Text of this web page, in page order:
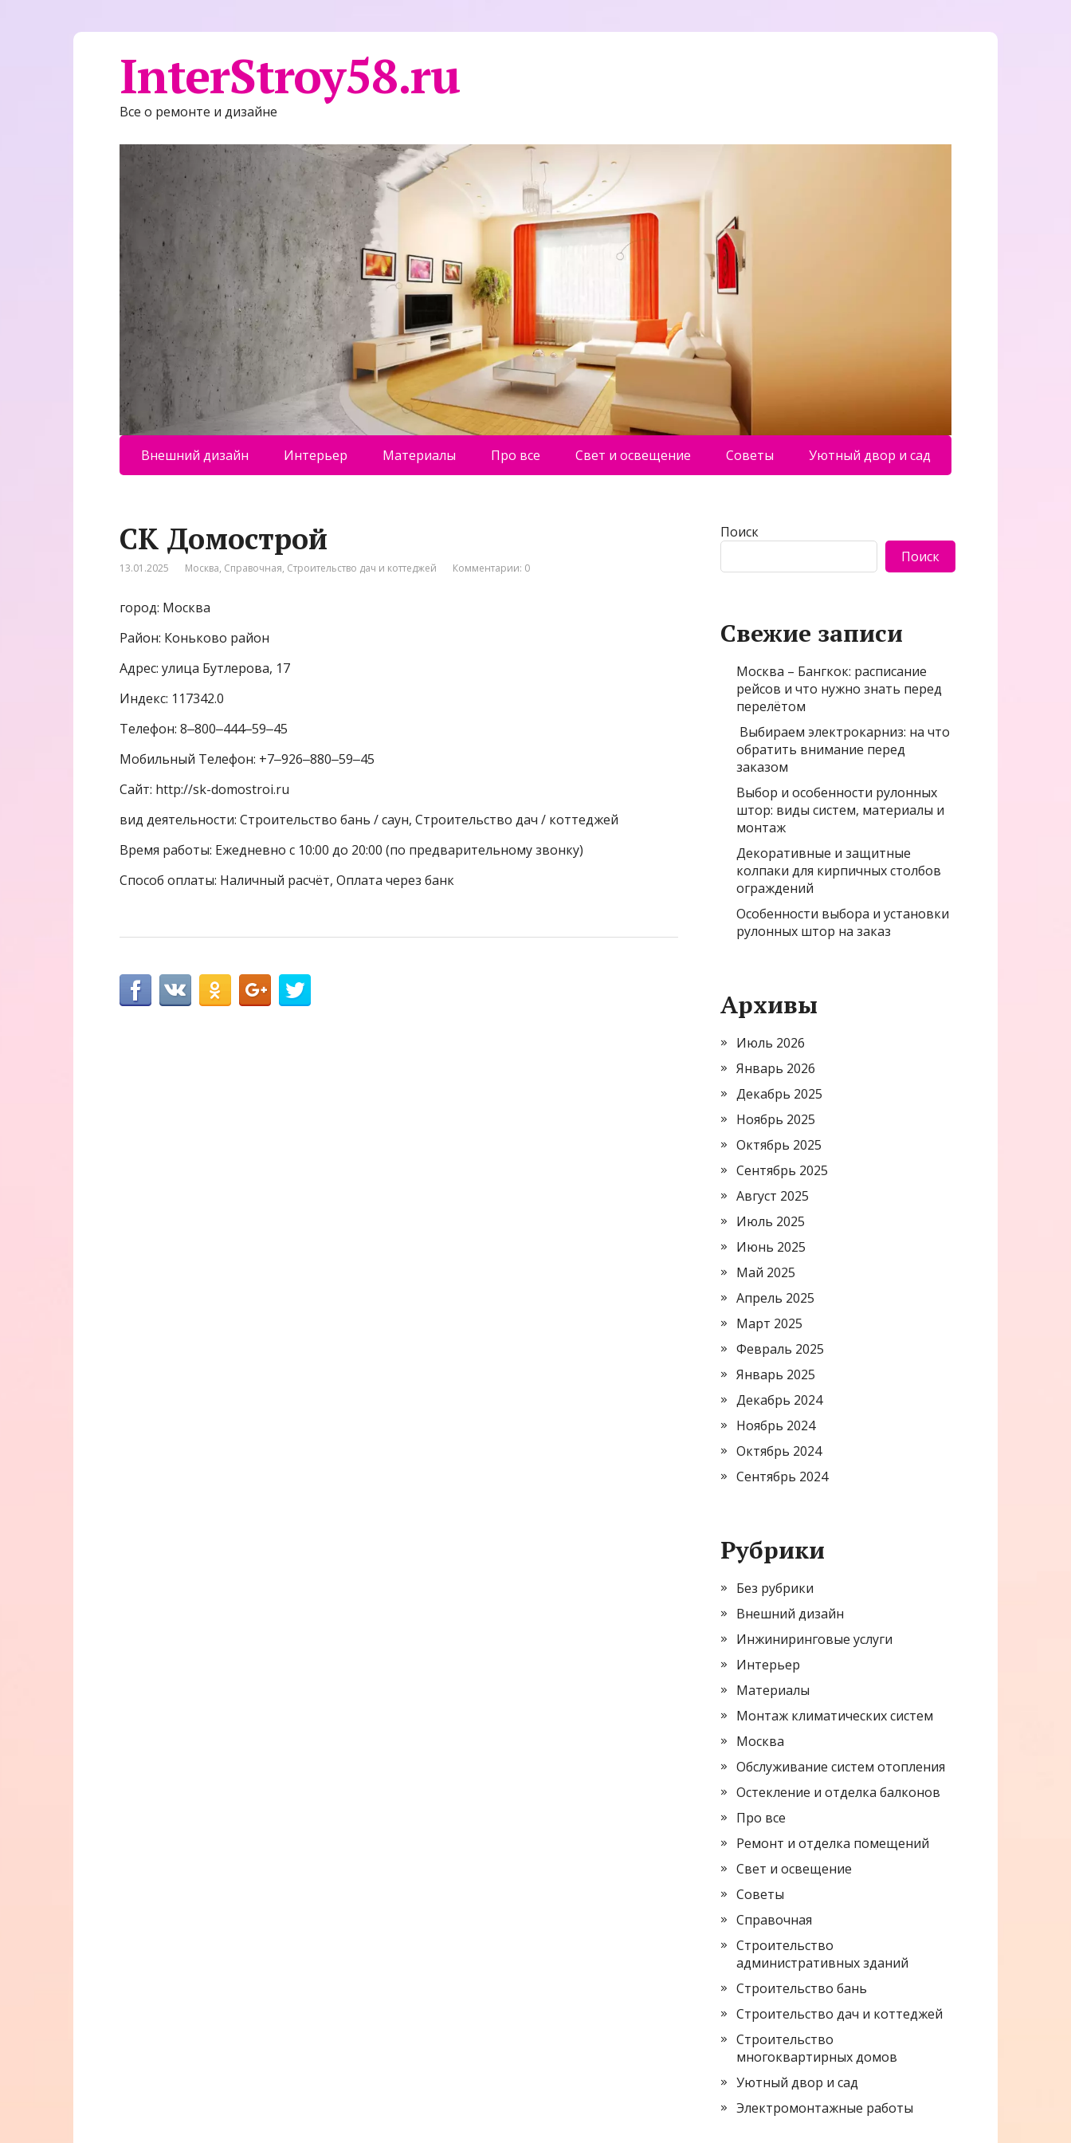
InterStroy58.ru
Все о ремонте и дизайне
Внешний дизайн Интерьер Материалы Про все Свет и освещение Советы Уютный двор и сад
СК Домострой
13.01.2025 Москва, Справочная, Строительство дач и коттеджей Комментарии: 0
город: Москва
Район: Коньково район
Адрес: улица Бутлерова, 17
Индекс: 117342.0
Телефон: 8‒800‒444‒59‒45
Мобильный Телефон: +7‒926‒880‒59‒45
Сайт: http://sk-domostroi.ru
вид деятельности: Строительство бань / саун, Строительство дач / коттеджей
Время работы: Ежедневно с 10:00 до 20:00 (по предварительному звонку)
Способ оплаты: Наличный расчёт, Оплата через банк
Поиск
Поиск
Свежие записи
Москва – Бангкок: расписание
рейсов и что нужно знать перед
перелётом
Выбираем электрокарниз: на что
обратить внимание перед
заказом
Выбор и особенности рулонных
штор: виды систем, материалы и
монтаж
Декоративные и защитные
колпаки для кирпичных столбов
ограждений
Особенности выбора и установки
рулонных штор на заказ
Архивы
Июль 2026
Январь 2026
Декабрь 2025
Ноябрь 2025
Октябрь 2025
Сентябрь 2025
Август 2025
Июль 2025
Июнь 2025
Май 2025
Апрель 2025
Март 2025
Февраль 2025
Январь 2025
Декабрь 2024
Ноябрь 2024
Октябрь 2024
Сентябрь 2024
Рубрики
Без рубрики
Внешний дизайн
Инжиниринговые услуги
Интерьер
Материалы
Монтаж климатических систем
Москва
Обслуживание систем отопления
Остекление и отделка балконов
Про все
Ремонт и отделка помещений
Свет и освещение
Советы
Справочная
Строительство
административных зданий
Строительство бань
Строительство дач и коттеджей
Строительство
многоквартирных домов
Уютный двор и сад
Электромонтажные работы